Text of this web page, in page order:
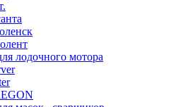
лодочного мотора